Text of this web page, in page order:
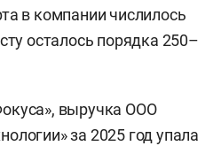
в компании числилось
осталось порядка 250–
выручка ООО
за 2025 год упала